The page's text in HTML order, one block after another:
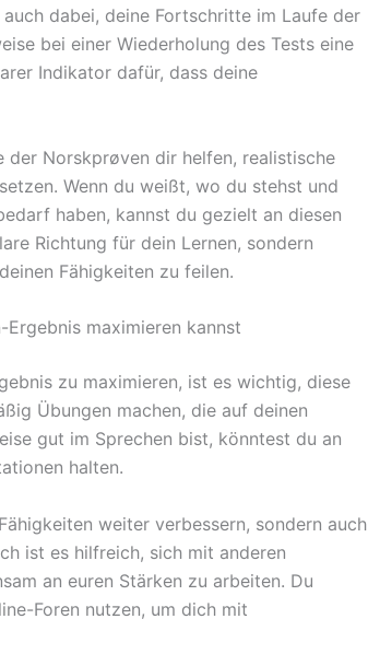
dabei, deine Fortschritte im Laufe der
bei einer Wiederholung des Tests eine
Indikator dafür, dass deine
der Norskprøven dir helfen, realistische
Wenn du weißt, wo du stehst und
haben, kannst du gezielt an diesen
Richtung für dein Lernen, sondern
Fähigkeiten zu feilen.
maximieren kannst
zu maximieren, ist es wichtig, diese
Übungen machen, die auf deinen
gut im Sprechen bist, könntest du an
halten.
weiter verbessern, sondern auch
ist es hilfreich, sich mit anderen
an euren Stärken zu arbeiten. Du
Foren nutzen, um dich mit